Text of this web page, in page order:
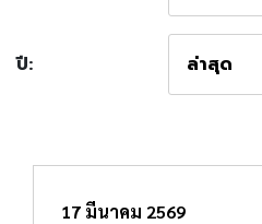
ปี:
17 มีนาคม 2569